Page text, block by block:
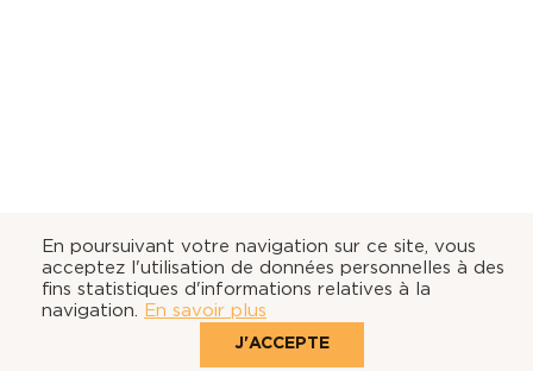
En poursuivant votre navigation sur ce site, vous
acceptez l'utilisation de données personnelles à des
fins statistiques d'informations relatives à la
navigation. En savoir plus
J'ACCEPTE